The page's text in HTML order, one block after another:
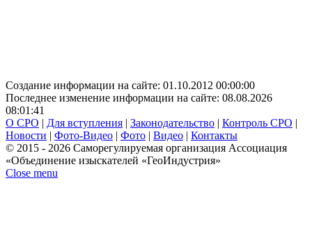
Создание информации на сайте: 01.10.2012 00:00:00
Последнее изменение информации на сайте: 08.08.2026
08:01:41
О СРО | Для вступления | Законодательство | Контроль СРО |
Новости | Фото-Видео | Фото | Видео | Контакты
© 2015 - 2026 Саморегулируемая организация Ассоциация
«Объединение изыскателей «ГеоИндустрия»
Close menu